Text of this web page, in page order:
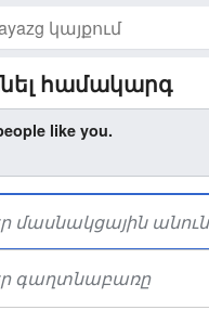
համակարգ
like you.